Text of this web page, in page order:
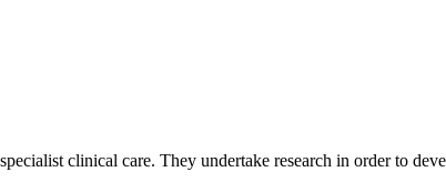
clinical care. They undertake research in order to